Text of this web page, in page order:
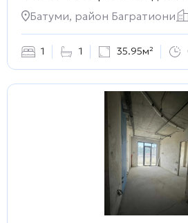
Батуми, район Багратиони
1 1 35.95м²